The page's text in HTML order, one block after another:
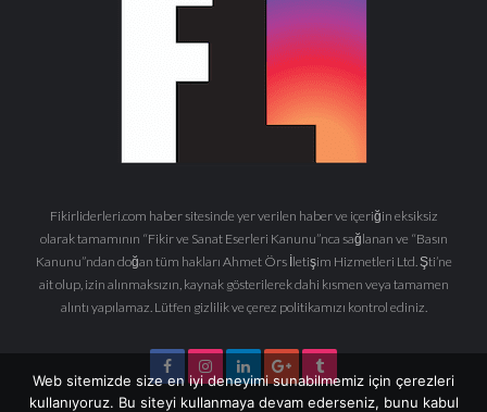
Fikirliderleri.com haber sitesinde yer verilen haber ve içeriğin eksiksiz
olarak tamamının “Fikir ve Sanat Eserleri Kanunu”nca sağlanan ve “Basın
Kanunu”ndan doğan tüm hakları Ahmet Örs İletişim Hizmetleri Ltd. Şti’ne
ait olup, izin alınmaksızın, kaynak gösterilerek dahi kısmen veya tamamen
alıntı yapılamaz. Lütfen gizlilik ve çerez politikamızı kontrol ediniz.
Web sitemizde size en iyi deneyimi sunabilmemiz için çerezleri
kullanıyoruz. Bu siteyi kullanmaya devam ederseniz, bunu kabul